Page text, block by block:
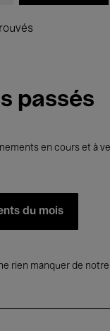
passés
en cours et à
du mois
rien manquer de